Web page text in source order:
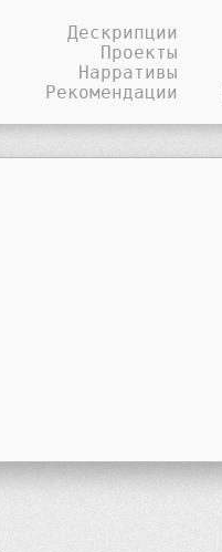
Дескрипции
Проекты
Нарративы
Рекомендации